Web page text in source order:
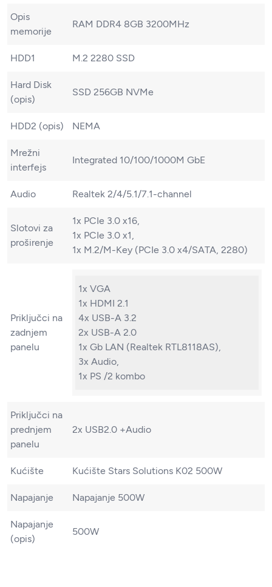
Opis
memorije
RAM DDR4 8GB 3200MHz
HDD1 M.2 2280 SSD
Hard Disk
(opis)
SSD 256GB NVMe
HDD2 (opis) NEMA
Mrežni
interfejs
Integrated 10/100/1000M GbE
Audio Realtek 2/4/5.1/7.1-channel
Slotovi za
proširenje
1x PCIe 3.0 x16,
1x PCIe 3.0 x1,
1x M.2/​M-Key (PCIe 3.0 x4/​SATA, 2280)
Priključci na
zadnjem
panelu
1x VGA
1x HDMI 2.1
4x USB-A 3.2
2x USB-A 2.0
1x Gb LAN (Realtek RTL8118AS),
3x Audio,
1x PS /​2 kombo
Priključci na
prednjem
panelu
2x USB2.0 +Audio
Kućište Kućište Stars Solutions K02 500W
Napajanje Napajanje 500W
Napajanje
(opis)
500W